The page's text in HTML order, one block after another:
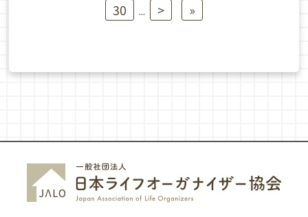
30
... > »